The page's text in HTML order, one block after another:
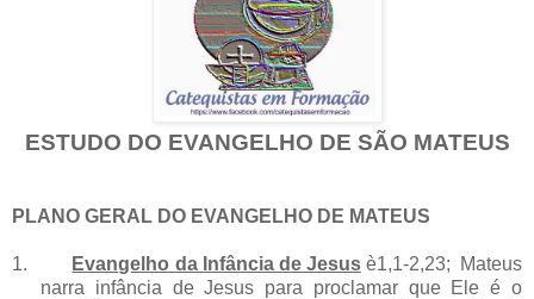
ESTUDO DO EVANGELHO DE SÃO MATEUS
PLANO GERAL DO EVANGELHO DE MATEUS
1. Evangelho da Infância de Jesus è1,1-2,23; Mateus
narra infância de Jesus para proclamar que Ele é o